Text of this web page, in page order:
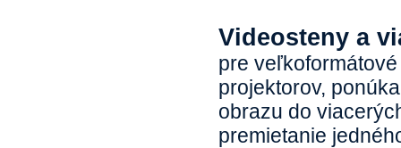
Videosteny a
pre
projektorov,
obrazu do
premietanie